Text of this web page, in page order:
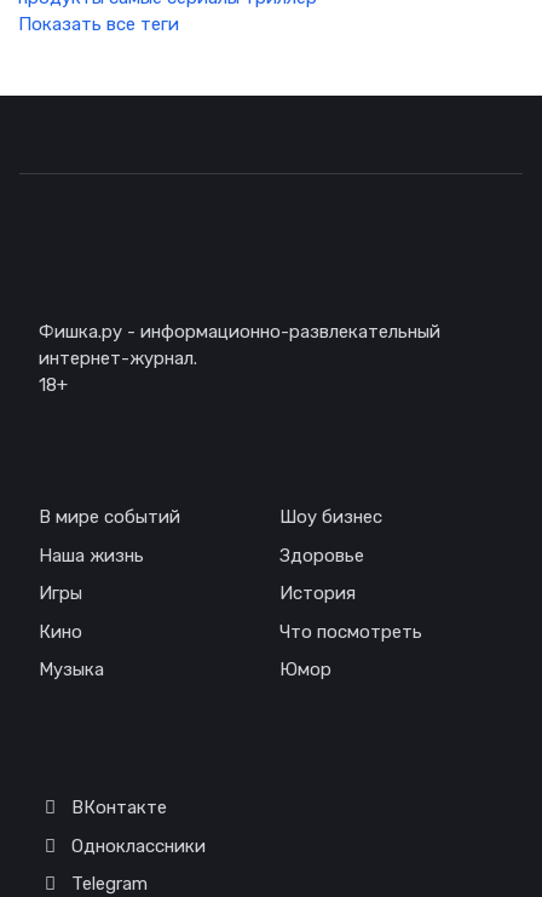
Показать все теги
Фишка.ру - информационно-развлекательный
интернет-журнал.
18+
В мире событий
Наша жизнь
Игры
Кино
Музыка
Шоу бизнес
Здоровье
История
Что посмотреть
Юмор
ВКонтакте
Одноклассники
Telegram